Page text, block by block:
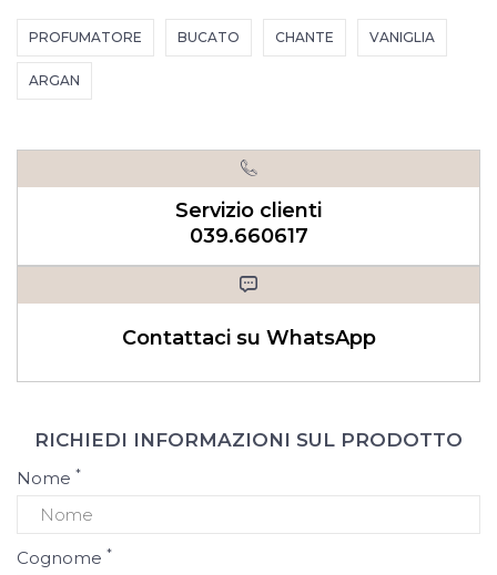
PROFUMATORE BUCATO CHANTE VANIGLIA
ARGAN
Servizio clienti
039.660617
Contattaci su WhatsApp
RICHIEDI INFORMAZIONI SUL PRODOTTO
Nome *
Cognome *